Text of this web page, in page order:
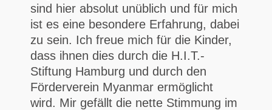
sind hier absolut unüblich und für mich
ist es eine besondere Erfahrung, dabei
zu sein. Ich freue mich für die Kinder,
dass ihnen dies durch die H.I.T.-
Stiftung Hamburg und durch den
Förderverein Myanmar ermöglicht
wird. Mir gefällt die nette Stimmung im